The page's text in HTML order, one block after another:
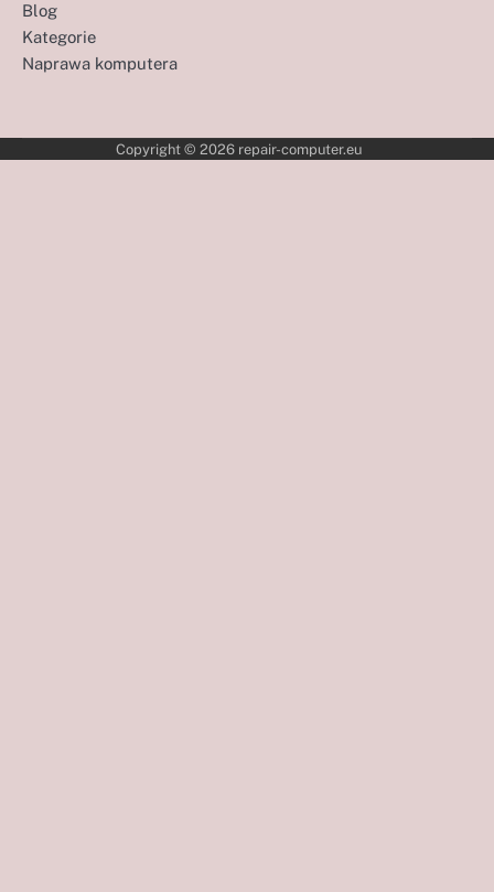
Blog
Kategorie
Naprawa komputera
Copyright © 2026 repair-computer.eu